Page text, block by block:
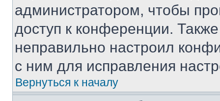
администратором, чтобы
доступ к конференции.
неправильно настроил
с ним для исправления
Вернуться к началу